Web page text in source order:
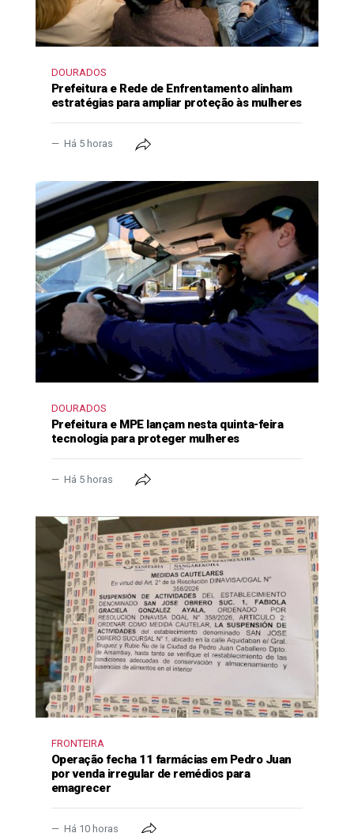
DOURADOS
Prefeitura e Rede de Enfrentamento alinham
estratégias para ampliar proteção às mulheres
Há 5 horas
DOURADOS
Prefeitura e MPE lançam nesta quinta-feira
tecnologia para proteger mulheres
Há 5 horas
FRONTEIRA
Operação fecha 11 farmácias em Pedro Juan
por venda irregular de remédios para
emagrecer
Há 10 horas